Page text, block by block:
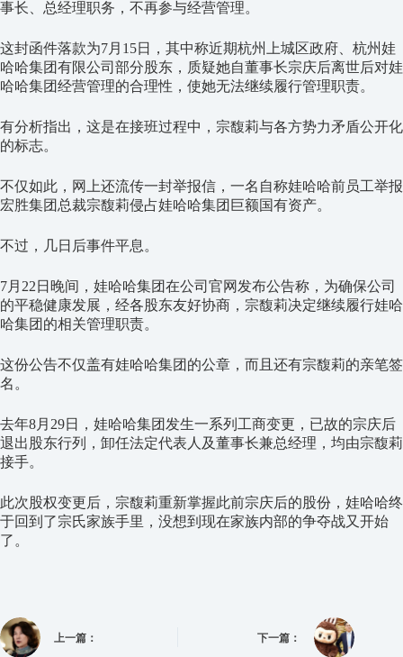
事长、总经理职务，不再参与经营管理。
这封函件落款为7月15日，其中称近期杭州上城区政府、杭州娃
哈哈集团有限公司部分股东，质疑她自董事长宗庆后离世后对娃
哈哈集团经营管理的合理性，使她无法继续履行管理职责。
有分析指出，这是在接班过程中，宗馥莉与各方势力矛盾公开化
的标志。
不仅如此，网上还流传一封举报信，一名自称娃哈哈前员工举报
宏胜集团总裁宗馥莉侵占娃哈哈集团巨额国有资产。
不过，几日后事件平息。
7月22日晚间，娃哈哈集团在公司官网发布公告称，为确保公司
的平稳健康发展，经各股东友好协商，宗馥莉决定继续履行娃哈
哈集团的相关管理职责。
这份公告不仅盖有娃哈哈集团的公章，而且还有宗馥莉的亲笔签
名。
去年8月29日，娃哈哈集团发生一系列工商变更，已故的宗庆后
退出股东行列，卸任法定代表人及董事长兼总经理，均由宗馥莉
接手。
此次股权变更后，宗馥莉重新掌握此前宗庆后的股份，娃哈哈终
于回到了宗氏家族手里，没想到现在家族内部的争夺战又开始
了。
上一篇： 下一篇：